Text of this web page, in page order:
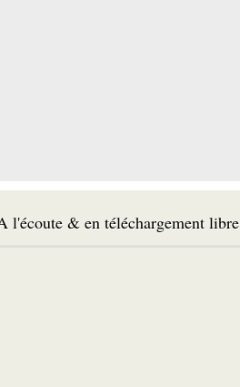
l'écoute & en téléchargement